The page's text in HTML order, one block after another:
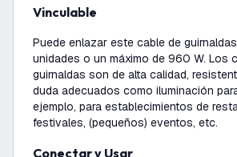
Vinculable
Puede enlazar este cable de
unidades o un máximo de 960 W. Los
guirnaldas son de alta calidad,
duda adecuados como iluminación
ejemplo, para establecimientos de
festivales, (pequeños) eventos, etc.
Conectar y Usar